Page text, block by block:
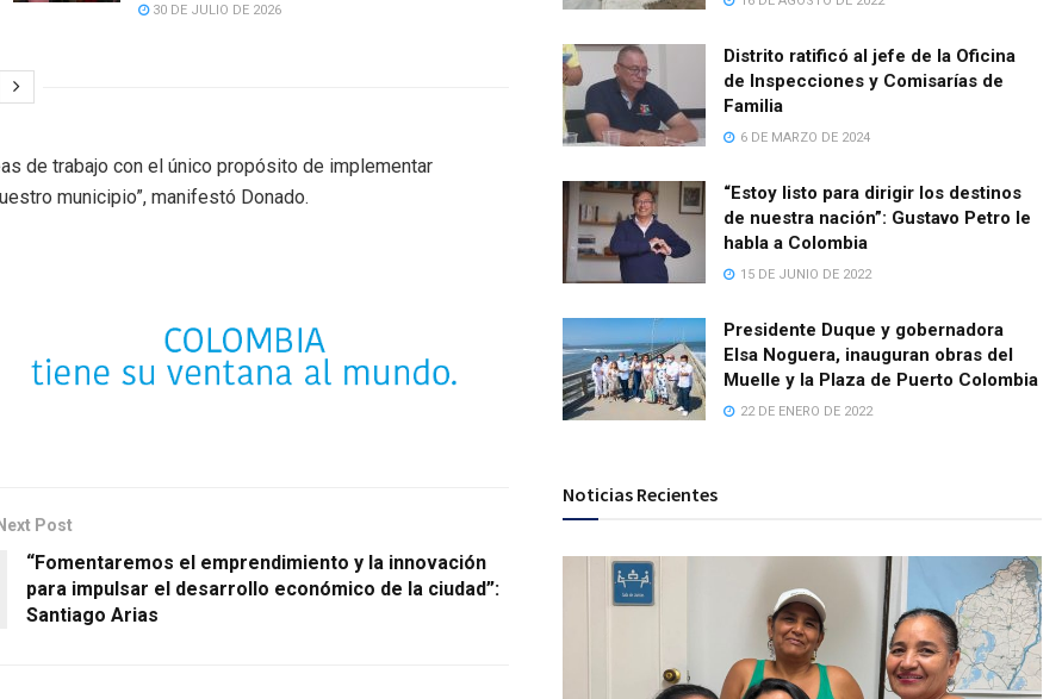
30 DE JULIO DE 2026
de trabajo con el único propósito de implementar
municipio”, manifestó Donado.
Next Post
“Fomentaremos el emprendimiento y la innovación
para impulsar el desarrollo económico de la ciudad”:
Santiago Arias
Distrito ratificó al jefe de la Oficina
de Inspecciones y Comisarías de
Familia
6 DE MARZO DE 2024
“Estoy listo para dirigir los destinos
de nuestra nación”: Gustavo Petro le
habla a Colombia
15 DE JUNIO DE 2022
Presidente Duque y gobernadora
Elsa Noguera, inauguran obras del
Muelle y la Plaza de Puerto Colombia
22 DE ENERO DE 2022
Noticias Recientes